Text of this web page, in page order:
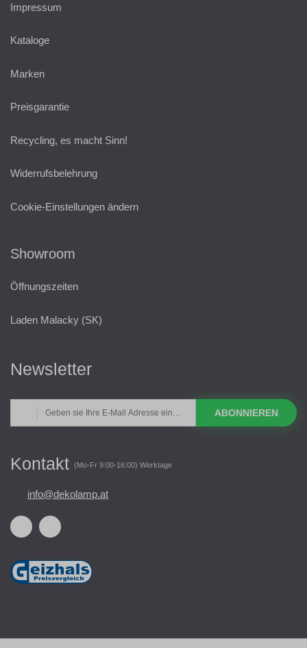
Impressum
Kataloge
Marken
Preisgarantie
Recycling, es macht Sinn!
Widerrufsbelehrung
Cookie-Einstellungen ändern
Showroom
Öffnungszeiten
Laden Malacky (SK)
Newsletter
ABONNIEREN
Kontakt (Mo-Fr 9:00-16:00) Werktage
info@dekolamp.at